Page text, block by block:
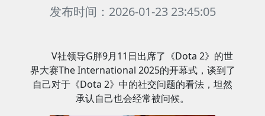
发布时间：2026-01-23 23:45:05
V社领导G胖9月11日出席了《Dota 2》的世
界大赛The International 2025的开幕式，谈到了
自己对于《Dota 2》中的社交问题的看法，坦然
承认自己也会经常被问候。